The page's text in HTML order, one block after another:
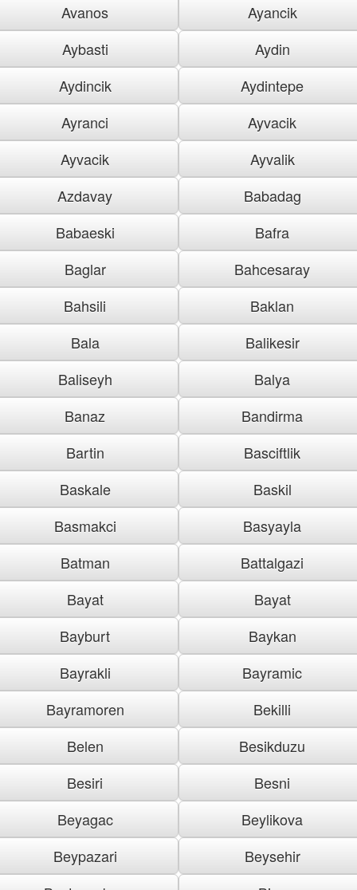
Avanos
Ayancik
Aybasti
Aydin
Aydincik
Aydintepe
Ayranci
Ayvacik
Ayvacik
Ayvalik
Azdavay
Babadag
Babaeski
Bafra
Baglar
Bahcesaray
Bahsili
Baklan
Bala
Balikesir
Baliseyh
Balya
Banaz
Bandirma
Bartin
Basciftlik
Baskale
Baskil
Basmakci
Basyayla
Batman
Battalgazi
Bayat
Bayat
Bayburt
Baykan
Bayrakli
Bayramic
Bayramoren
Bekilli
Belen
Besikduzu
Besiri
Besni
Beyagac
Beylikova
Beypazari
Beysehir